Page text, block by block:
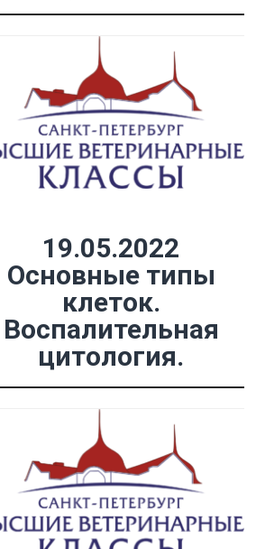
19.05.2022
Основные типы
клеток.
Воспалительная
цитология.